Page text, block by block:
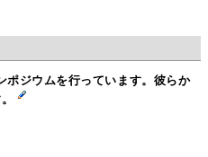
ポジウムを行っています。彼らか